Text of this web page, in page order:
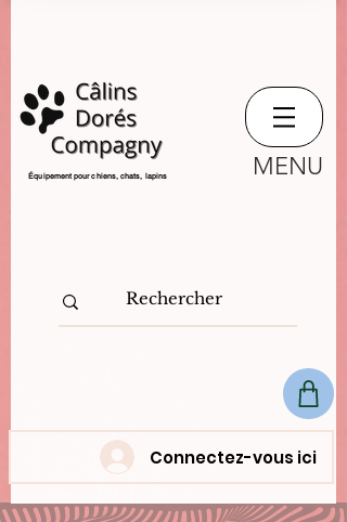
​Équipement pour chiens, chats, lapins MENU
Connectez-vous ici